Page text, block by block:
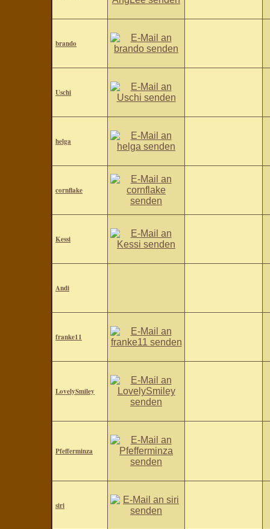
brando
Uschi
helga
cornflake
Kessi
Andi
franke11
LovelySmiley
Pfefferminza
siri